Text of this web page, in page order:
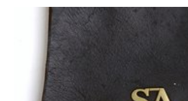
Boerenoorlogen (1880-1902)
1851-1900 (33)
1901-1950 (33)